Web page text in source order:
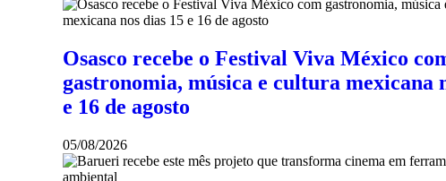
Osasco recebe o Festival Viva México
gastronomia, música e cultura mexicana
e 16 de agosto
05/08/2026